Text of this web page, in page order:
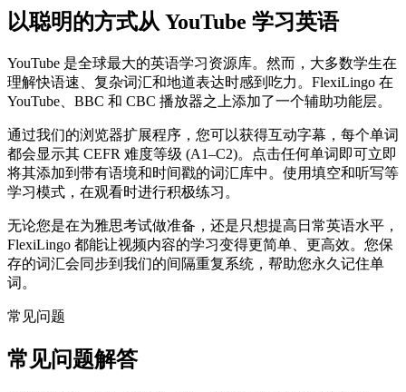
以聪明的方式从 YouTube 学习英语
YouTube 是全球最大的英语学习资源库。然而，大多数学生在
理解快语速、复杂词汇和地道表达时感到吃力。FlexiLingo 在
YouTube、BBC 和 CBC 播放器之上添加了一个辅助功能层。
通过我们的浏览器扩展程序，您可以获得互动字幕，每个单词
都会显示其 CEFR 难度等级 (A1–C2)。点击任何单词即可立即
将其添加到带有语境和时间戳的词汇库中。使用填空和听写等
学习模式，在观看时进行积极练习。
无论您是在为雅思考试做准备，还是只想提高日常英语水平，
FlexiLingo 都能让视频内容的学习变得更简单、更高效。您保
存的词汇会同步到我们的间隔重复系统，帮助您永久记住单
词。
常见问题
常见问题解答